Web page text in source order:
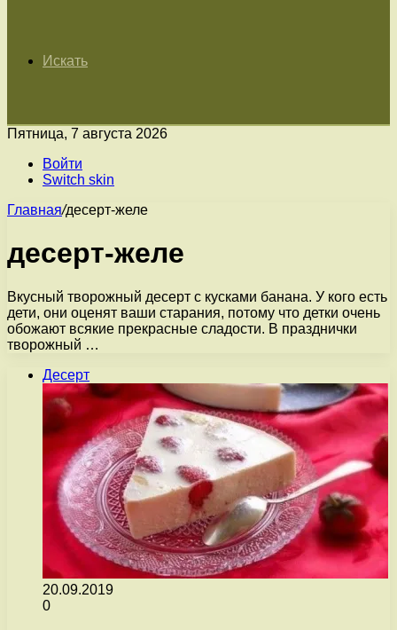
Искать
Пятница, 7 августа 2026
Войти
Switch skin
Главная/десерт-желе
десерт-желе
Вкусный творожный десерт с кусками банана. У кого есть
дети, они оценят ваши старания, потому что детки очень
обожают всякие прекрасные сладости. В празднички
творожный …
Десерт
20.09.2019
0